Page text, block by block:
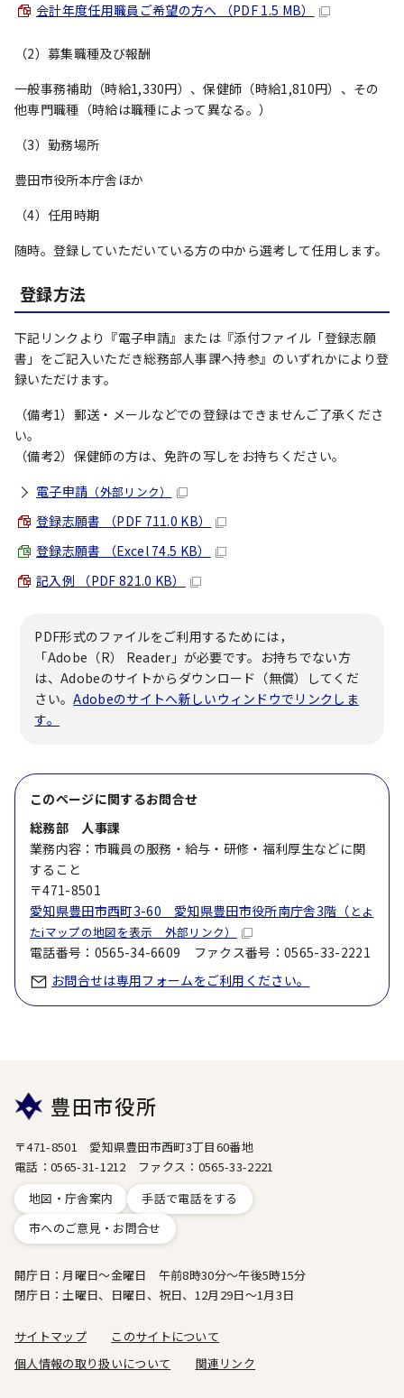
会計年度任用職員ご希望の方へ （PDF 1.5 MB）
（2）募集職種及び報酬
一般事務補助（時給1,330円）、保健師（時給1,810円）、その
他専門職種（時給は職種によって異なる。）
（3）勤務場所
豊田市役所本庁舎ほか
（4）任用時期
随時。登録していただいている方の中から選考して任用します。
登録方法
下記リンクより『電子申請』または『添付ファイル「登録志願
書」をご記入いただき総務部人事課へ持参』のいずれかにより登
録いただけます。
（備考1）郵送・メールなどでの登録はできませんご了承くださ
い。
（備考2）保健師の方は、免許の写しをお持ちください。
電子申請 （外部リンク）
登録志願書 （PDF 711.0 KB）
登録志願書 （Excel 74.5 KB）
記入例 （PDF 821.0 KB）
PDF形式のファイルをご利用するためには，
「Adobe（R） Reader」が必要です。お持ちでない方
は、Adobeのサイトからダウンロード（無償）してくだ
さい。Adobeのサイトへ新しいウィンドウでリンクしま
す。
このページに関するお問合せ
総務部 人事課
業務内容：市職員の服務・給与・研修・福利厚生などに関
すること
〒471-8501
愛知県豊田市西町3-60 愛知県豊田市役所南庁舎3階（ とよ
たiマップの地図を表示 外部リンク）
電話番号：0565-34-6609 ファクス番号：0565-33-2221
お問合せは専用フォームをご利用ください。
豊田市役所
〒471-8501 愛知県豊田市西町3丁目60番地
電話：0565-31-1212 ファクス：0565-33-2221
地図・庁舎案内
手話で電話をする
市へのご意見・お問合せ
開庁日：月曜日～金曜日 午前8時30分～午後5時15分
閉庁日：土曜日、日曜日、祝日、12月29日～1月3日
サイトマップ
このサイトについて
個人情報の取り扱いについて
関連リンク